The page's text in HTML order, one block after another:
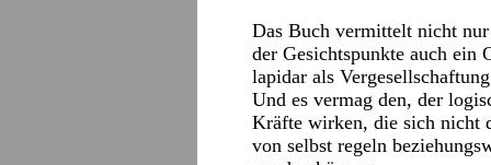
Das Buch vermittelt nicht
der Gesichtspunkte auch ein
lapidar als
Und es vermag den, der
Kräfte wirken, die sich nicht
von selbst regeln